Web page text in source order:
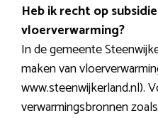
Heb ik recht op
vloerverwarming?
In de gemeente
maken van
www.steenwijkerland.nl).
verwarmingsbronnen